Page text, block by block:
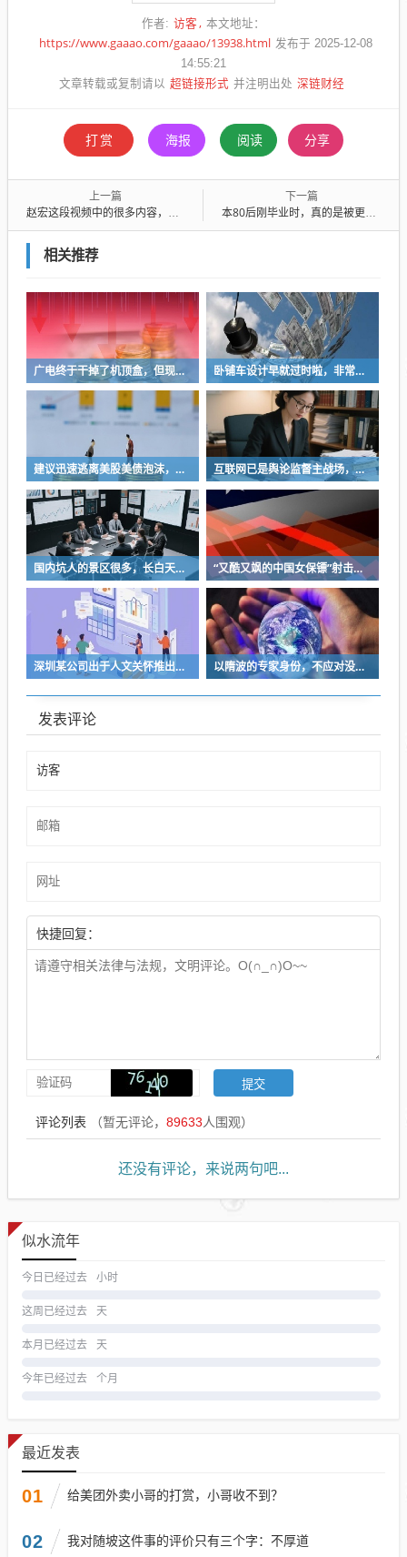
作者: 访客 本文地址：
https://www.gaaao.com/gaaao/13938.html 发布于 2025-12-08
14:55:21
文章转载或复制请以 超链接形式 并注明出处 深链财经
打赏 海报 阅读 分享
上一篇
赵宏这段视频中的很多内容，是错的，我逐一分析一下
下一篇
本80后刚毕业时，真的是被更老的老登们狠狠搞过一波服从性测试的
相关推荐
广电终于干掉了机顶盒，但现在没多少人看电视了… 卧铺车设计早就过时啦，非常不具备人性化
建议迅速逃离美股美债泡沫，AI正加速而非延缓其泡沫破裂 互联网已是舆论监督主战场，让我们用这五点珍惜它
国内坑人的景区很多，长白天池只是其中被坑印象最深的那一个 “又酷又飒的中国女保镖”射击夺冠
深圳某公司出于人文关怀推出内部托管，结果无孩单身员工举报了，核心理由有两个 以隋波的专家身份，不应对没统一标准的口味指手画脚，依仗专家身份欺负一线厨师
发表评论
快捷回复：
评论列表 （暂无评论， 89633人围观）
还没有评论，来说两句吧...
似水流年
今日已经过去 小时
这周已经过去 天
本月已经过去 天
今年已经过去 个月
最近发表
01 给美团外卖小哥的打赏，小哥收不到？
02 我对随坡这件事的评价只有三个字：不厚道